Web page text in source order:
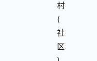
村
(
社
区